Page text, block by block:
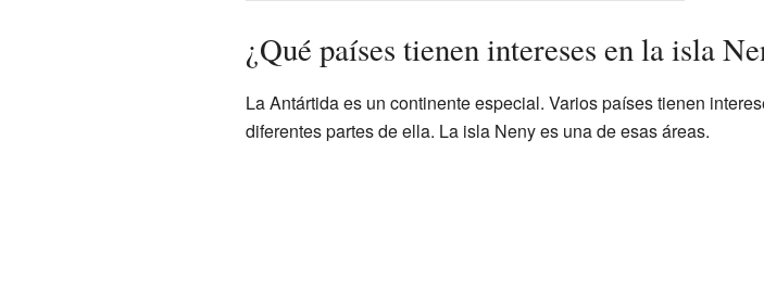
¿Qué países tienen intereses en la isla
La Antártida es un continente especial. Varios países tienen
diferentes partes de ella. La isla Neny es una de esas áreas.